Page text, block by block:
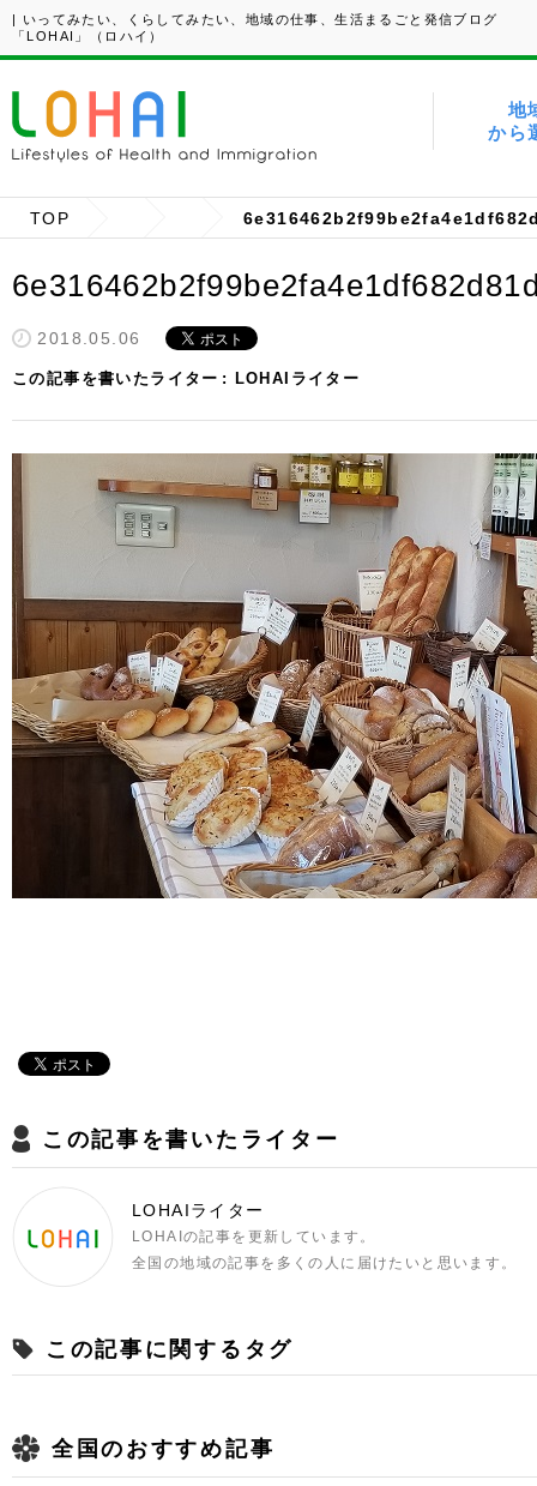
| いってみたい、くらしてみたい、地域の仕事、生活まるごと発信ブログ
「LOHAI」（ロハイ）
地
から
TOP
2018.05.06
この記事を書いたライター LOHAIライター
この記事を書いたライター
LOHAIライター
LOHAIの記事を更新しています。
全国の地域の記事を多くの人に届けたいと思います。
この記事に関するタグ
全国のおすすめ記事